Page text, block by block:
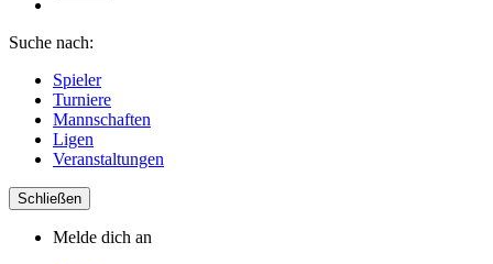
Suche nach:
Spieler
Turniere
Mannschaften
Ligen
Veranstaltungen
Schließen
Melde dich an